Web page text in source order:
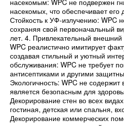
насекомым: WPC не подвержен
насекомых, что обеспечивает его
Стойкость к УФ-излучению: WPC
сохраняя свой первоначальный
лет. 4. Привлекательный
WPC реалистично имитирует
создавая стильный и уютный
обслуживания: WPC не требует
антисептиками и другими
Экологичность: WPC не
является безопасным для
Декорирование стен во всех
гостиная, детская или спальня,
Декорирование коммерческих